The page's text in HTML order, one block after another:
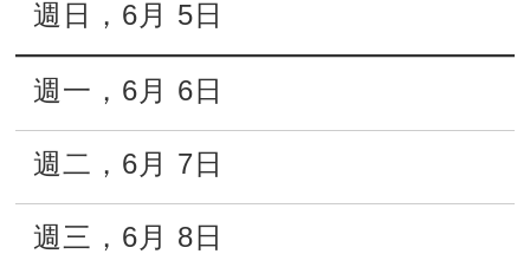
週日 ， 6月 5日
週一 ， 6月 6日
週二 ， 6月 7日
週三 ， 6月 8日